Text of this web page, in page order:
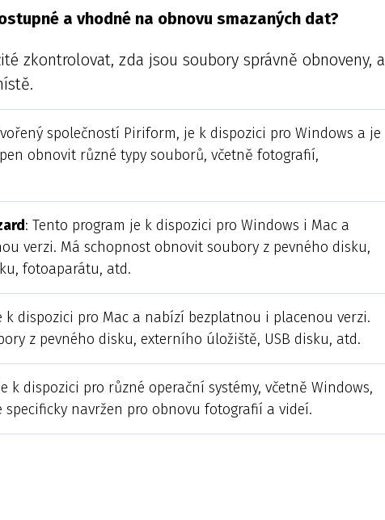
a vhodné na obnovu smazaných dat?
zkontrolovat, zda jsou soubory správně obnoveny, a
společností Piriform, je k dispozici pro Windows a je
obnovit různé typy souborů, včetně fotografií,
: Tento program je k dispozici pro Windows i Mac a
verzi. Má schopnost obnovit soubory z pevného disku,
fotoaparátu, atd.
k dispozici pro Mac a nabízí bezplatnou i placenou verzi.
z pevného disku, externího úložiště, USB disku, atd.
k dispozici pro různé operační systémy, včetně Windows,
specificky navržen pro obnovu fotografií a videí.